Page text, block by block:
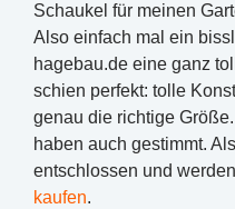
Schaukel für meinen
Also einfach mal ein
hagebau.de eine ganz
schien perfekt: tolle
genau die richtige
haben auch gestimmt.
entschlossen und
kaufen.